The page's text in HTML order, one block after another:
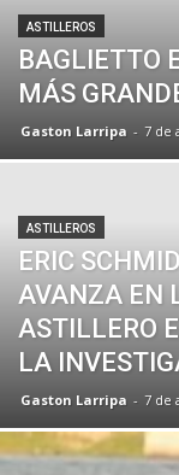
ASTILLEROS
BAGLIETTO
MÁS
Gaston Larripa - 7 de
ASTILLEROS
ERIC
AVANZA EN
ASTILLERO
LA
Gaston Larripa - 7 de